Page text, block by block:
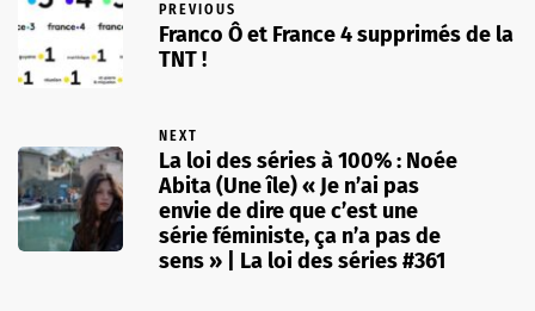
PREVIOUS
Franco Ô et France 4 supprimés de la
TNT !
NEXT
La loi des séries à 100% : Noée
Abita (Une île) « Je n’ai pas
envie de dire que c’est une
série féministe, ça n’a pas de
sens » | La loi des séries #361